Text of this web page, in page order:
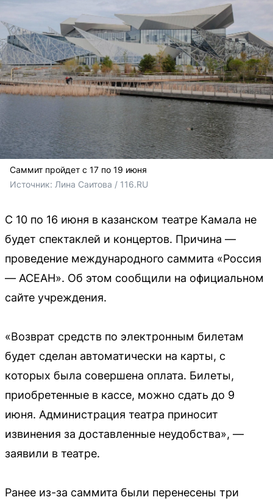
Саммит пройдет с 17 по 19 июня
Источник: Лина Саитова / 116.RU
С 10 по 16 июня в казанском театре Камала не
будет спектаклей и концертов. Причина —
проведение международного саммита «Россия
— АСЕАН». Об этом сообщили на официальном
сайте учреждения.
«Возврат средств по электронным билетам
будет сделан автоматически на карты, с
которых была совершена оплата. Билеты,
приобретенные в кассе, можно сдать до 9
июня. Администрация театра приносит
извинения за доставленные неудобства», —
заявили в театре.
Ранее из-за саммита были перенесены три